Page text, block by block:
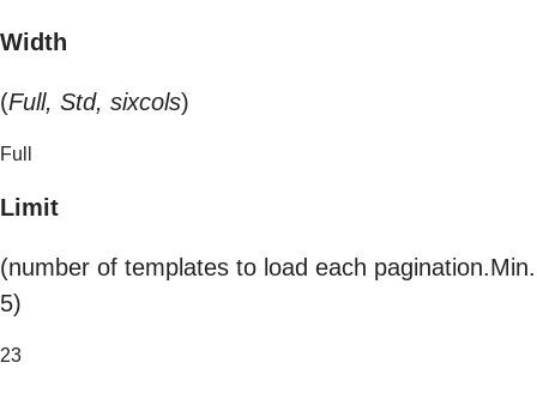
Width
(Full, Std, sixcols)
Full
Limit
(number of templates to load each pagination.Min.
5)
23